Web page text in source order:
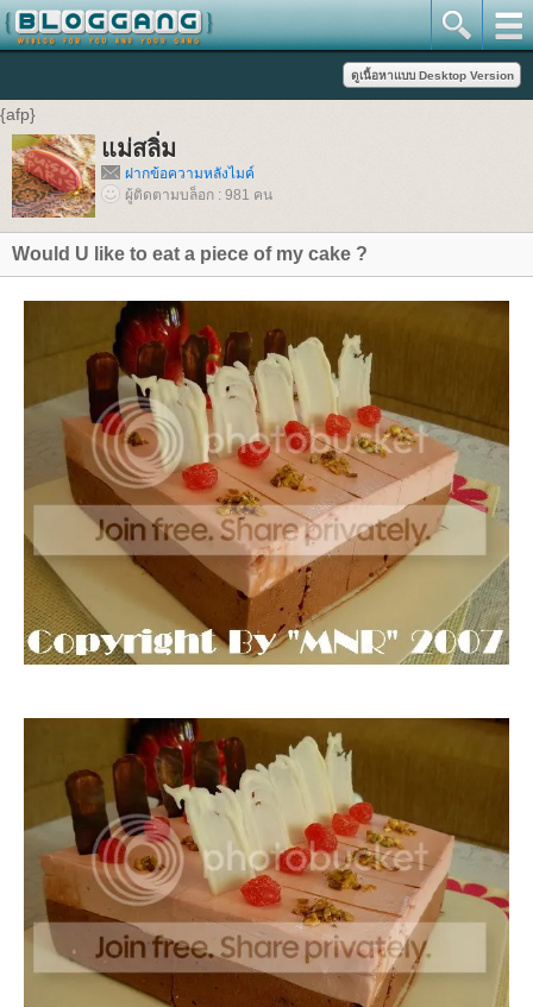
{afp}
แม่สลิ่ม
ฝากข้อความหลังไมค์
ผู้ติดตามบล็อก : 981 คน
Would U like to eat a piece of my cake ?